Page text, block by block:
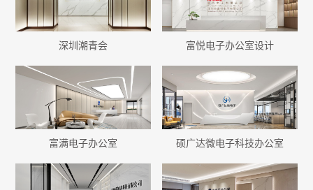
深圳潮青会 富悦电子办公室设计
富满电子办公室 硕广达微电子科技办公室